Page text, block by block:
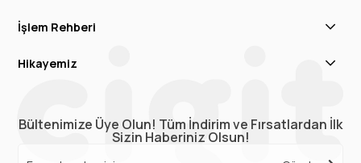
İşlem Rehberi
Hikayemiz
Bültenimize Üye Olun! Tüm İndirim ve Fırsatlardan İlk
Sizin Haberiniz Olsun!